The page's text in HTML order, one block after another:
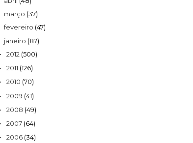
março (37)
fevereiro (47)
janeiro (87)
2012 (500)
2011 (126)
2010 (70)
2009 (41)
2008 (49)
2007 (64)
2006 (34)